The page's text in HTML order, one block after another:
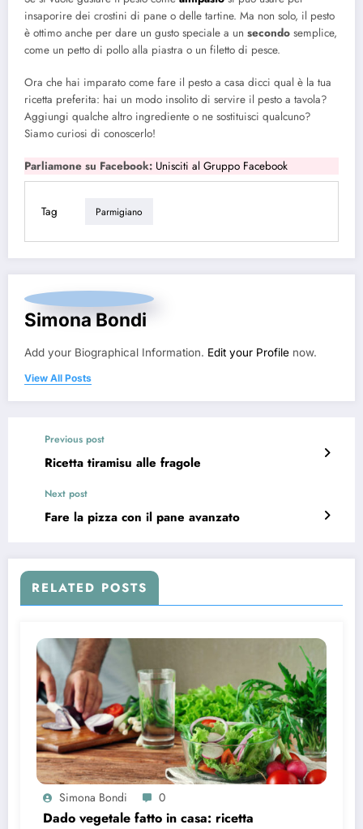
insaporire dei crostini di pane o delle tartine. Ma non solo, il pesto
è ottimo anche per dare un gusto speciale a un secondo semplice,
come un petto di pollo alla piastra o un filetto di pesce.
Ora che hai imparato come fare il pesto a casa dicci qual è la tua
ricetta preferita: hai un modo insolito di servire il pesto a tavola?
Aggiungi qualche altro ingrediente o ne sostituisci qualcuno?
Siamo curiosi di conoscerlo!
Parliamone su Facebook: Unisciti al Gruppo Facebook
Tag Parmigiano
Simona Bondi
Add your Biographical Information. Edit your Profile now.
View All Posts
Previous post
Ricetta tiramisu alle fragole
Next post
Fare la pizza con il pane avanzato
RELATED POSTS
Simona Bondi 0
Dado vegetale fatto in casa: ricetta